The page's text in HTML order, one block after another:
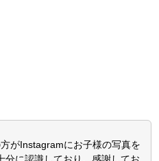
がInstagramにお子様の写真を